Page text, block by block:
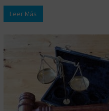
Leer Más